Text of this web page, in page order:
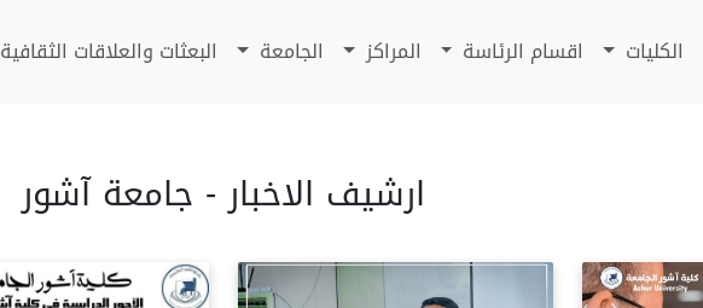
الكليات اقسام الرئاسة المراكز الجامعة البعثات والعلاقات الثقافية
ارشيف الاخبار - جامعة آشور